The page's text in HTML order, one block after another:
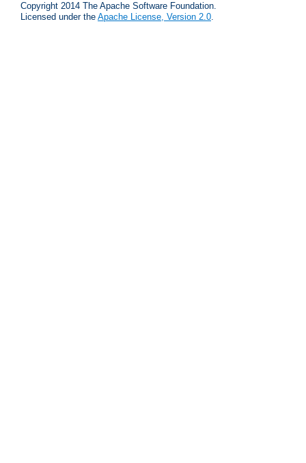
Copyright 2014 The Apache Software Foundation.
Licensed under the Apache License, Version 2.0.